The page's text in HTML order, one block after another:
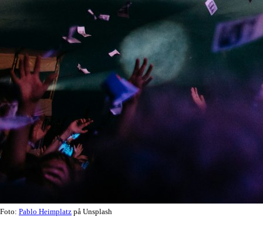
Foto: Pablo Heimplatz på Unsplash